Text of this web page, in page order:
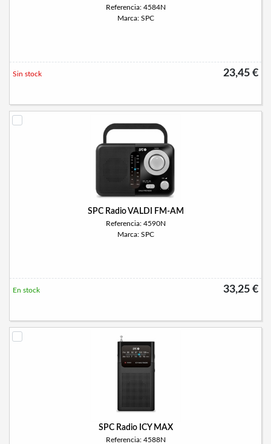
Referencia: 4584N
Marca: SPC
23,45 €
Sin stock
SPC Radio VALDI FM-AM
Referencia: 4590N
Marca: SPC
33,25 €
En stock
SPC Radio ICY MAX
Referencia: 4588N